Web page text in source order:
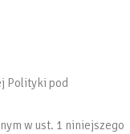
Polityki pod
w ust. 1 niniejszego